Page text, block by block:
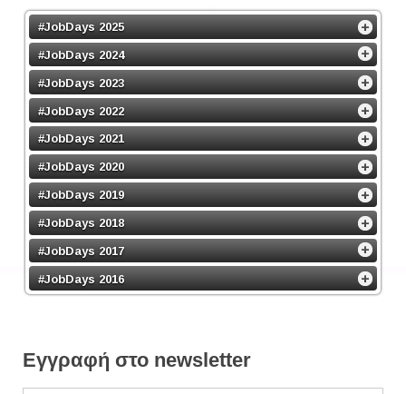
#JobDays 2025
#JobDays 2024
#JobDays 2023
#JobDays 2022
#JobDays 2021
#JobDays 2020
#JobDays 2019
#JobDays 2018
#JobDays 2017
#JobDays 2016
Εγγραφή στο newsletter